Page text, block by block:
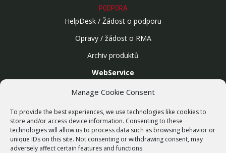
Manage Cookie Consent
To provide the best experiences, we use technologies like cookies to
store and/or access device information. Consenting to these
technologies will allow us to process data such as browsing behavior or
unique IDs on this site. Not consenting or withdrawing consent, may
adversely affect certain features and functions.
PODPORA
HelpDesk / Žádost o podporu
Opravy / žádost o RMA
Archiv produktů
WebService
Bezdrátové sítě
Zakázková výroba
Report zranitelnosti
O NÁS